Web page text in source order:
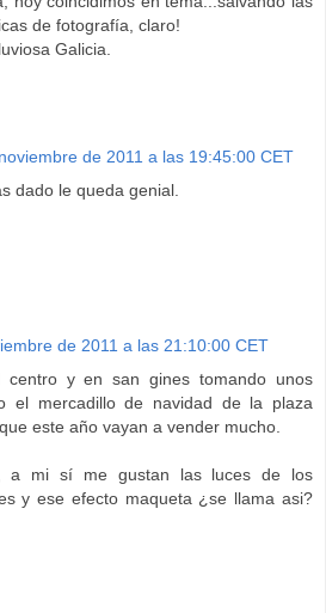
de fotografía, claro!
Galicia.
de 2011 a las 19:45:00 CET
dado le queda genial.
de 2011 a las 21:10:00 CET
centro y en san gines tomando unos
el mercadillo de navidad de la plaza
este año vayan a vender mucho.
a mi sí me gustan las luces de los
y ese efecto maqueta ¿se llama asi?